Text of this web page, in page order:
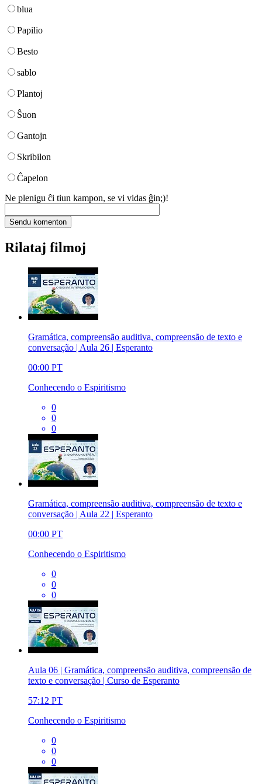
blua
Papilio
Besto
sablo
Plantoj
Ŝuon
Gantojn
Skribilon
Ĉapelon
Ne plenigu ĉi tiun kampon, se vi vidas ĝin;)!
Rilataj filmoj
Gramática, compreensão auditiva, compreensão de texto e
conversação | Aula 26 | Esperanto
00:00 PT
Conhecendo o Espiritismo
0
0
0
Gramática, compreensão auditiva, compreensão de texto e
conversação | Aula 22 | Esperanto
00:00 PT
Conhecendo o Espiritismo
0
0
0
Aula 06 | Gramática, compreensão auditiva, compreensão de
texto e conversação | Curso de Esperanto
57:12 PT
Conhecendo o Espiritismo
0
0
0